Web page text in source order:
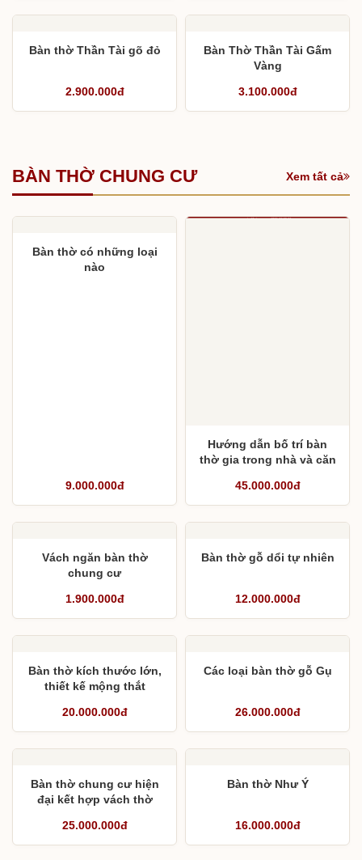
Bàn thờ Thần Tài kiểu
2.900.000đ
Bàn Thờ Thần Tài cho
3.100.000đ
2.900.000đ
BÀN THỜ CHUNG CƯ
9.000.000đ
Hướng dẫn bố trí bàn
hộ chung cư
45.000.000đ
Vách ngăn bàn thờ
1.900.000đ
Bàn thờ gỗ dổi tự nhiên
12.000.000đ
Bàn thờ kích thước lớn,
20.000.000đ
Các loại bàn thờ gỗ Gụ
26.000.000đ